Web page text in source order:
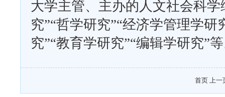
大学主管、主办的人文社会科
究”“哲学研究”“经济学管理学研
究”“教育学研究”“编辑学研究”
首页 上一